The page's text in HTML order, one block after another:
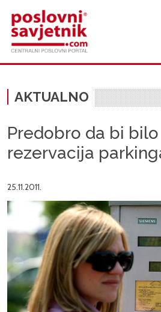
AKTUALNO
Predobro da bi
rezervacija
25.11.2011.